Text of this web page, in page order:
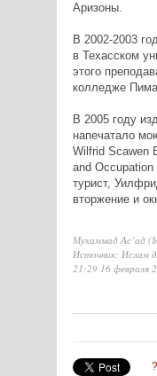
Аризоны.
В 2002-2003
в Техасском
этого
колледже
В 2005 году
напечатало
Wilfrid Scawen
and
турист,
вторжение и
Мухаммад Ас’ад
Источник: Ислам
21:29 16 февраля